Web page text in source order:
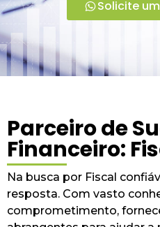
Solicite
Parceiro de
Financeiro:
Na busca por Fiscal
resposta. Com vasto
comprometimento,